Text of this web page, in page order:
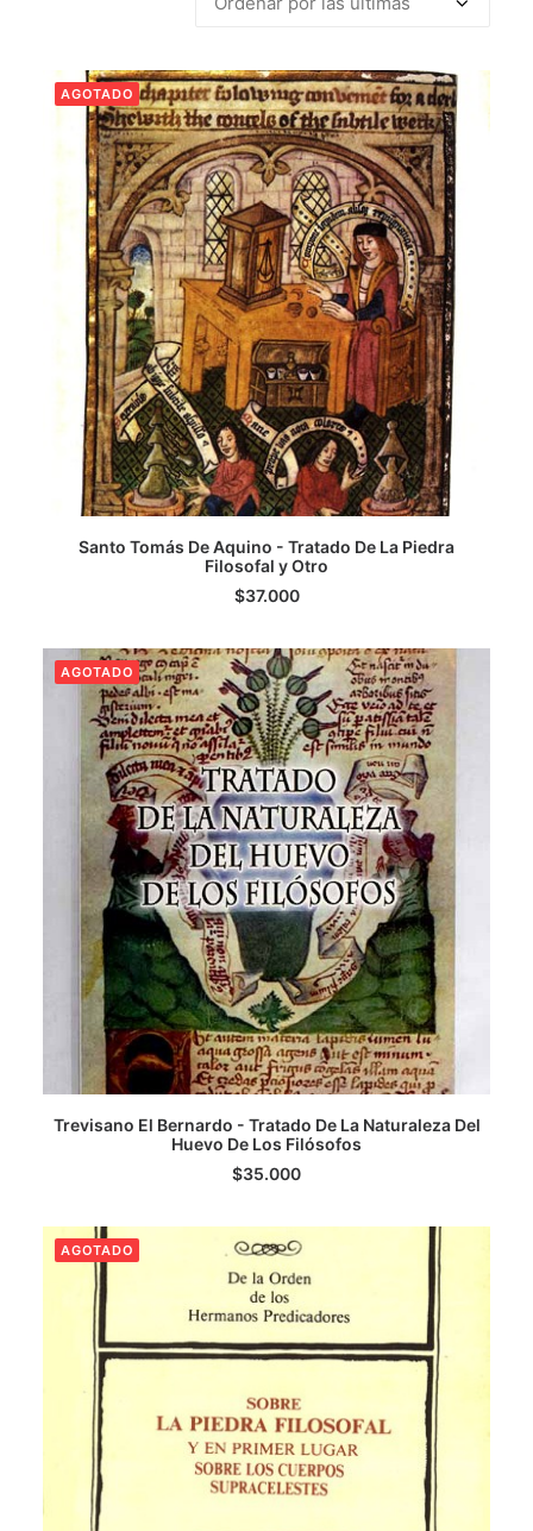
últimos
AGOTADO
LEER MÁS
Santo Tomás De Aquino - Tratado De La Piedra
Filosofal y Otro
$37.000
AGOTADO
LEER MÁS
Trevisano El Bernardo - Tratado De La Naturaleza Del
Huevo De Los Filósofos
$35.000
AGOTADO